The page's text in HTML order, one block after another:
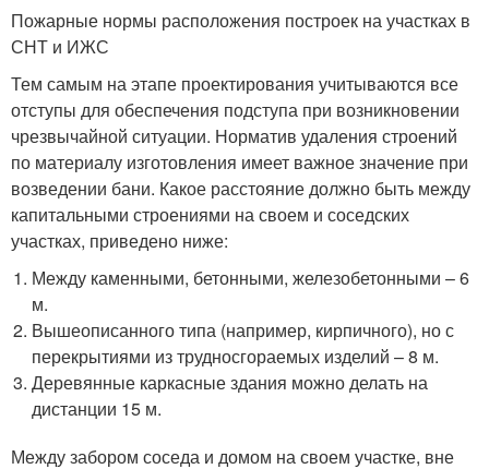
Пожарные нормы расположения построек на участках в
СНТ и ИЖС
Тем самым на этапе проектирования учитываются все
отступы для обеспечения подступа при возникновении
чрезвычайной ситуации. Норматив удаления строений
по материалу изготовления имеет важное значение при
возведении бани. Какое расстояние должно быть между
капитальными строениями на своем и соседских
участках, приведено ниже:
Между каменными, бетонными, железобетонными – 6
м.
Вышеописанного типа (например, кирпичного), но с
перекрытиями из трудносгораемых изделий – 8 м.
Деревянные каркасные здания можно делать на
дистанции 15 м.
Между забором соседа и домом на своем участке, вне